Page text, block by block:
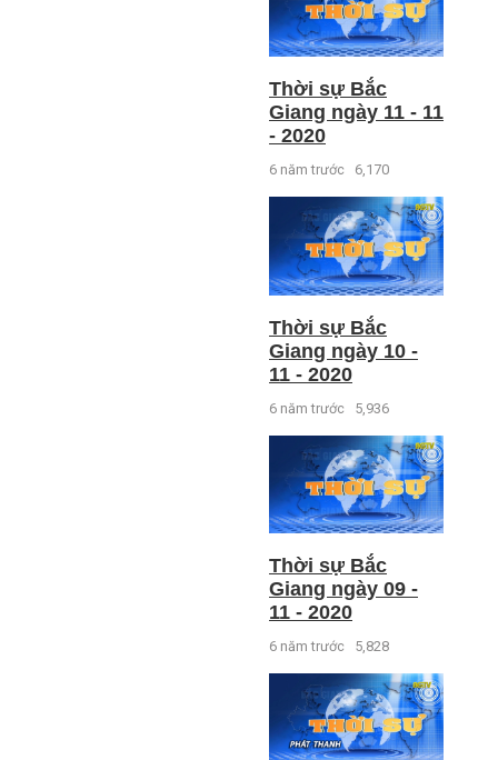
Thời sự Bắc
Giang ngày 11 - 11
- 2020
6 năm trước 6,170
Thời sự Bắc
Giang ngày 10 -
11 - 2020
6 năm trước 5,936
Thời sự Bắc
Giang ngày 09 -
11 - 2020
6 năm trước 5,828